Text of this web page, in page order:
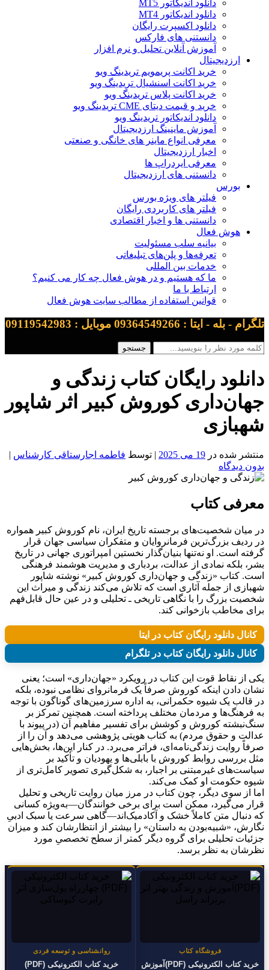
دانلود اندیکاتور MT5
دانلود اندیکاتور MT4
دانلود اکسپرت رایگان
دانستنی های فارکس
آموزش آنلاین تحلیل و نرم افزار
ارزدیجیتال
خرید اکانت پریمویم تریدینگ ویو
خرید اکانت اسنشیال تریدینگ ویو
خرید اکانت پلاس تریدینگ ویو
خرید و قیمت دیتای CME تریدینگ ویو
دانلود اندیکاتور تریدینگ ویو
آموزش ماینینگ ارزدیجیتال
معرفی انواع ماینر های خانگی و صنعتی
اخبار ارزدیجیتال
معرفی ایردراپ ها
دانستنی های ارزدیجیتال
بورس
فیلتر های ویژه بورس
فیلتر های کاربردی رایگان
دانستنی ها و اخبار اقتصادی
هوش فعال
بیانیه سلب مسئولیت
تعرفه‌ها و پلن‌های تبلیغاتی
خدمات بین المللی
ما که هستیم و در هوش فعال چه کار می کنیم؟
ارتباط با ما
قوانین استفاده از مطالب سایت هوش فعال
تلگرام - بله - ایتا : 09364549266 موبایل : 09119542983
دانلود رایگان کتاب زندگی و
جهان‌داری کوروش کبیر اثر شاپور
شهبازی
منتشر شده در 19 می 2025 | توسط فاطمه اجارستاقی کارشناس |
بدون دیدگاه
معرفی کتاب
در میان شخصیت‌های برجسته تاریخ ایران، نام کوروش کبیر همواره
در ردیف بزرگ‌ترین فرمانروایان و متفکران سیاسی جهان قرار
گرفته است. او نه‌تنها بنیان‌گذار نخستین امپراتوری جهانی در تاریخ
بشر، بلکه نمادی از عدالت، بردباری و مدیریت هوشمند فرهنگی
است. کتاب «زندگی و جهان‌داری کوروش کبیر» نوشته شاپور
شهبازی از جمله آثاری است که تلاش می‌کند زندگی و میراث این
شخصیت بزرگ را با نگاهی تاریخی ـ تحلیلی و در عین حال قابل‌فهم
برای مخاطب بازخوانی کند.
کانال دانلود رایگان کتاب در ایتا
کانال دانلود رایگان کتاب در تلگرام
یکی از نقاط قوت این کتاب در رویکرد «جهان‌داری» است؛ یعنی
نشان دادن اینکه کوروش صرفاً یک فرمانروای نظامی نبوده، بلکه
در قالب یک شیوه حکمرانی، به اداره سرزمین‌های گوناگون با توجه
به فرهنگ‌ها و مردمان مختلف پرداخته است. همچنین تمرکز بر
سنگ‌نبشته کوروش و کوشش برای تفسیر مفاهیم آن (در پیوند با
عدالت و حقوق مردم) به کتاب هویتی پژوهشی می‌دهد و آن را از
صرفاً روایت زندگی‌نامه‌ای، فراتر می‌برد. در کنار این‌ها، بخش‌هایی
مثل بررسی روابط کوروش با بابلی‌ها و یهودیان و تأکید بر
سیاست‌های غیرمبتنی بر اجبار، به شکل‌گیری تصویر کامل‌تری از
شیوه حکومت او کمک می‌کند.
اما از سوی دیگر، چون کتاب در مرز میان روایت تاریخی و تحلیل
قرار می‌گیرد، ممکن است برای برخی خوانندگان—به‌ویژه کسانی
که دنبال متن کاملاً خشک و آکادمیک‌اند—گاهی سرعت یا سبک ادبیِ
نگارش، «شبیه‌بودن به داستان» را بیشتر از انتظارشان کند و میزان
جزئیات تحلیلی برای گروه دیگر کمتر از سطح تخصصیِ مورد
نظرشان به نظر برسد.
فروشگاه کتاب
خرید کتاب الکترونیکی (PDF)آموزش
روانشناسی و توسعه فردی
خرید کتاب الکترونیکی (PDF)